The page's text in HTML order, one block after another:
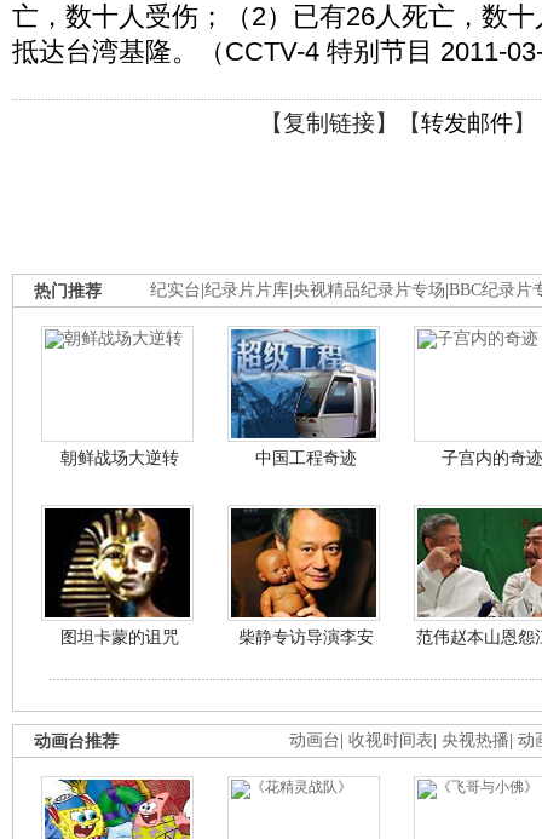
亡，数十人受伤；（2）已有26人死亡，数
抵达台湾基隆。（CCTV-4 特别节目 2011-
【复制链接】【转发邮件】
纪实台 纪录片片库 央视精品纪录片专场 BBC纪录片
热门推荐
朝鲜战场大逆转 中国工程奇迹 子宫内的奇迹
图坦卡蒙的诅咒 柴静专访导演李安 范伟赵本山恩怨
动画台 收视时间表 央视热播 动
动画台推荐